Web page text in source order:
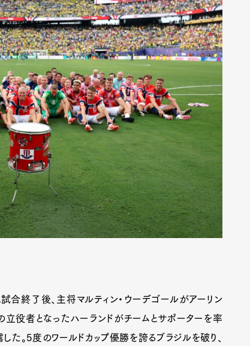
合終了後、主将マルティン・ウーデゴールがアーリン
立役者となったハーランドがチームとサポーターを率
た。5度のワールドカップ優勝を誇るブラジルを破り、